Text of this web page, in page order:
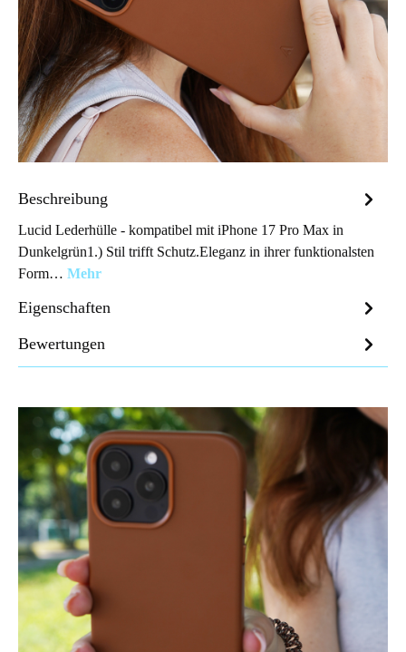
Beschreibung
Lucid Lederhülle - kompatibel mit iPhone 17 Pro Max in
Dunkelgrün1.) Stil trifft Schutz.Eleganz in ihrer funktionalsten
Form… Mehr
Eigenschaften
Bewertungen